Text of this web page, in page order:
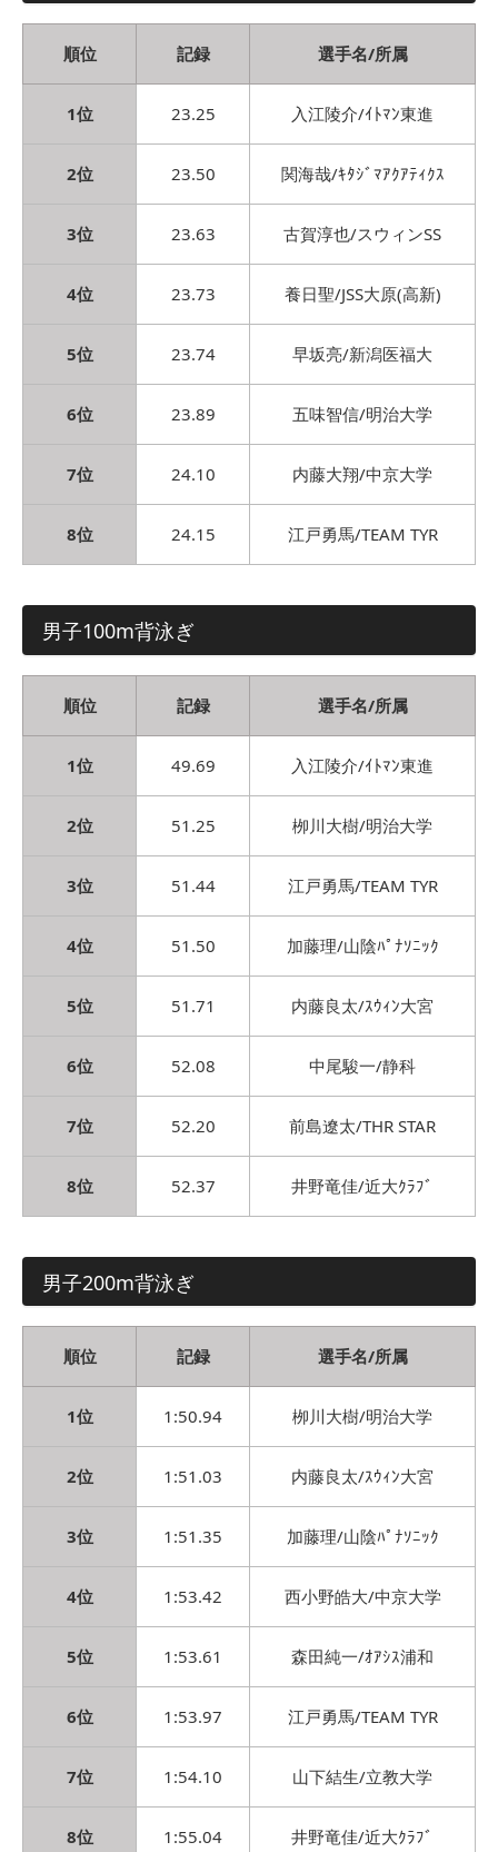
順位 記録 選手名/所属
1位 23.25 入江陵介/ｲﾄﾏﾝ東進
2位 23.50 関海哉/ｷﾀｼﾞﾏｱｸｱﾃｨｸｽ
3位 23.63 古賀淳也/スウィンSS
4位 23.73 養日聖/JSS大原(高新)
5位 23.74 早坂亮/新潟医福大
6位 23.89 五味智信/明治大学
7位 24.10 内藤大翔/中京大学
8位 24.15 江戸勇馬/TEAM TYR
男子100m背泳ぎ
順位 記録 選手名/所属
1位 49.69 入江陵介/ｲﾄﾏﾝ東進
2位 51.25 栁川大樹/明治大学
3位 51.44 江戸勇馬/TEAM TYR
4位 51.50 加藤理/山陰ﾊﾟﾅｿﾆｯｸ
5位 51.71 内藤良太/ｽｳｨﾝ大宮
6位 52.08 中尾駿一/静科
7位 52.20 前島遼太/THR STAR
8位 52.37 井野竜佳/近大ｸﾗﾌﾞ
男子200m背泳ぎ
順位 記録 選手名/所属
1位 1:50.94 栁川大樹/明治大学
2位 1:51.03 内藤良太/ｽｳｨﾝ大宮
3位 1:51.35 加藤理/山陰ﾊﾟﾅｿﾆｯｸ
4位 1:53.42 西小野皓大/中京大学
5位 1:53.61 森田純一/ｵｱｼｽ浦和
6位 1:53.97 江戸勇馬/TEAM TYR
7位 1:54.10 山下結生/立教大学
8位 1:55.04 井野竜佳/近大ｸﾗﾌﾞ